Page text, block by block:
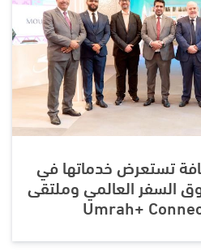
تستعرض خدماتها في
السفر العالمي وملتقى
Umrah+